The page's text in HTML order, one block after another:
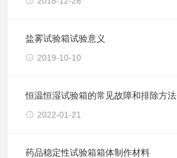
盐雾试验箱试验意义
2019-10-10
恒温恒湿试验箱的常见故障和排除方法
2022-01-21
药品稳定性试验箱箱体制作材料